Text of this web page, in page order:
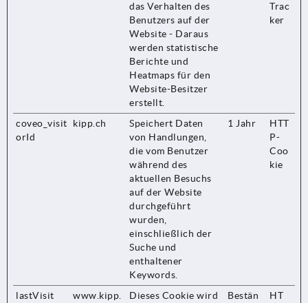
das Verhalten des
Benutzers auf der
Website - Daraus
werden statistische
Berichte und
Heatmaps für den
Website-Besitzer
erstellt.
Trac
ker
coveo_visit
orId
kipp.ch
Speichert Daten
von Handlungen,
die vom Benutzer
während des
aktuellen Besuchs
auf der Website
durchgeführt
wurden,
einschließlich der
Suche und
enthaltener
Keywords.
1 Jahr
HTT
P-
Coo
kie
lastVisit
www.kipp.
Dieses Cookie wird
Bestän
HT